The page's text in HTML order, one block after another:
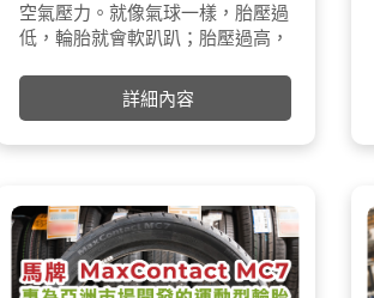
空氣壓力。就像氣球一樣，胎壓過
低，輪胎就會軟趴趴；胎壓過高，
詳細內容